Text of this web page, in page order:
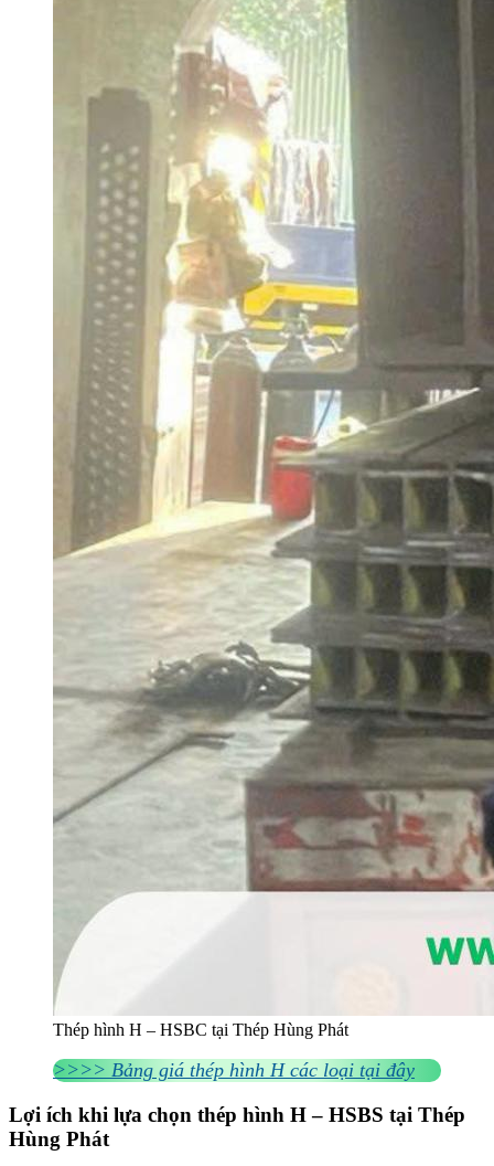
Thép hình H – HSBC tại Thép Hùng Phát
>>>> Bảng giá thép hình H các loại tại đây
Lợi ích khi lựa chọn thép hình H – HSBS tại Thép
Hùng Phát